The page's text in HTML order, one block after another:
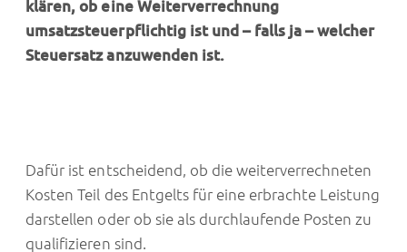
klären, ob eine Weiterverrechnung
umsatzsteuerpflichtig ist und – falls ja – welcher
Steuersatz anzuwenden ist.
Dafür ist entscheidend, ob die weiterverrechneten
Kosten Teil des Entgelts für eine erbrachte Leistung
darstellen oder ob sie als durchlaufende Posten zu
qualifizieren sind.